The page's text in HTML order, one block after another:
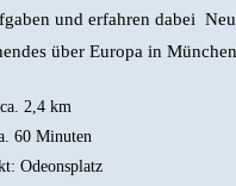
und erfahren dabei
über Europa in
2,4 km
60 Minuten
Odeonsplatz